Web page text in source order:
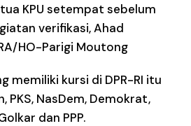
KPU setempat sebelum
verifikasi, Ahad
HO-Parigi Moutong
memiliki kursi di DPR-RI itu
PKS, NasDem, Demokrat,
dan PPP.